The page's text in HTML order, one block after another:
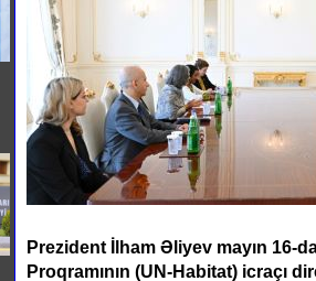
Prezident İlham Əliyev mayın 16-
Proqramının (UN-Habitat) icraçı